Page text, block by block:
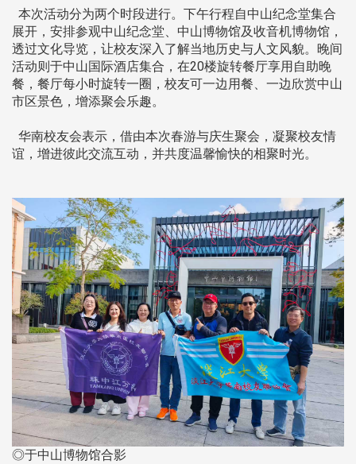
本次活动分为两个时段进行。下午行程自中山纪念堂集合
展开，安排参观中山纪念堂、中山博物馆及收音机博物馆，
透过文化导览，让校友深入了解当地历史与人文风貌。晚间
活动则于中山国际酒店集合，在20楼旋转餐厅享用自助晚
餐，餐厅每小时旋转一圈，校友可一边用餐、一边欣赏中山
市区景色，增添聚会乐趣。
华南校友会表示，借由本次春游与庆生聚会，凝聚校友情
谊，增进彼此交流互动，并共度温馨愉快的相聚时光。
◎于中山博物馆合影